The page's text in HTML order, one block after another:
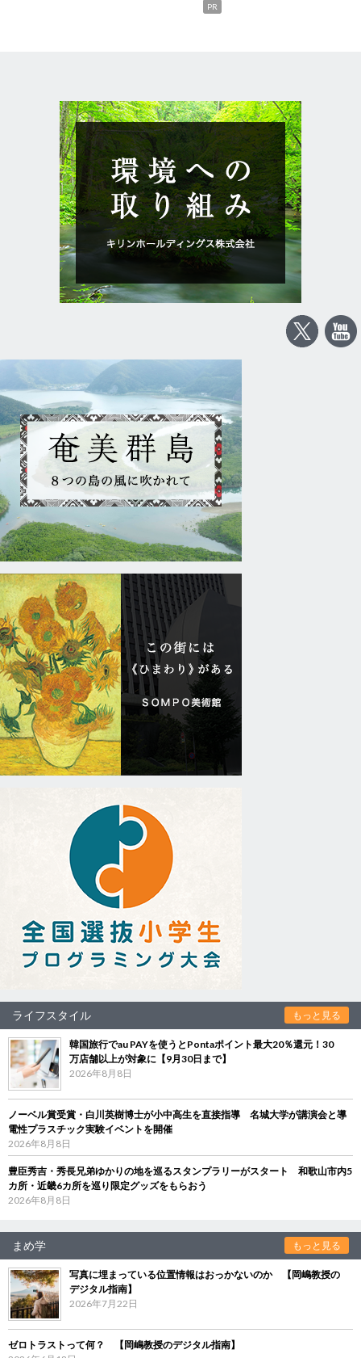
PR
ライフスタイル もっと見る
韓国旅行でau PAYを使うとPontaポイント最大20％還元！30
万店舗以上が対象に【9月30日まで】
2026年8月8日
ノーベル賞受賞・白川英樹博士が小中高生を直接指導 名城大学が講演会と導
電性プラスチック実験イベントを開催
2026年8月8日
豊臣秀吉・秀長兄弟ゆかりの地を巡るスタンプラリーがスタート 和歌山市内5
カ所・近畿6カ所を巡り限定グッズをもらおう
2026年8月8日
まめ学 もっと見る
写真に埋まっている位置情報はおっかないのか 【岡嶋教授の
デジタル指南】
2026年7月22日
ゼロトラストって何？ 【岡嶋教授のデジタル指南】